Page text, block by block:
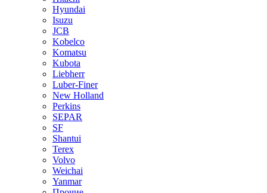
Hyundai
Isuzu
JCB
Kobelco
Komatsu
Kubota
Liebherr
Luber-Finer
New Holland
Perkins
SEPAR
SF
Shantui
Terex
Volvo
Weichai
Yanmar